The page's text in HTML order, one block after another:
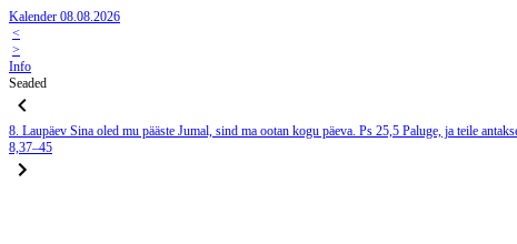
Kalender 08.08.2026
<
>
Info
Seaded
8. Laupäev Sina oled mu pääste Jumal, sind ma ootan kogu päeva. Ps 25,5 Paluge, ja teile
8,37–45